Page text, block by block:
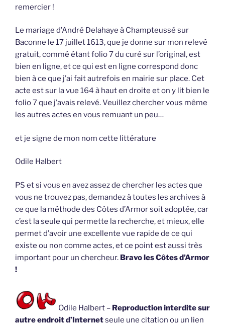
remercier !
Le mariage d’André Delahaye à Champteussé sur
Baconne le 17 juillet 1613, que je donne sur mon relevé
gratuit, commé étant folio 7 du curé sur l’original, est
bien en ligne, et ce qui est en ligne correspond donc
bien à ce que j’ai fait autrefois en mairie sur place. Cet
acte est sur la vue 164 à haut en droite et on y lit bien le
folio 7 que j’avais relevé. Veuillez chercher vous même
les autres actes en vous remuant un peu…
et je signe de mon nom cette littérature
Odile Halbert
PS et si vous en avez assez de chercher les actes que
vous ne trouvez pas, demandez à toutes les archives à
ce que la méthode des Côtes d’Armor soit adoptée, car
c’est la seule qui permette la recherche, et mieux, elle
permet d’avoir une excellente vue rapide de ce qui
existe ou non comme actes, et ce point est aussi très
important pour un chercheur. Bravo les Côtes d’Armor
!
Odile Halbert – Reproduction interdite sur
autre endroit d’Internetseule une citation ou un lien